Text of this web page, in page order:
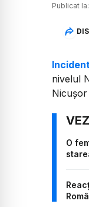
Publicat la:
nivelul
O